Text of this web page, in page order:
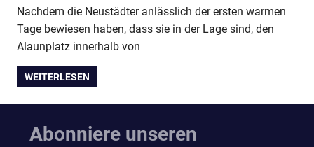
Nachdem die Neustädter anlässlich der ersten warmen
Tage bewiesen haben, dass sie in der Lage sind, den
Alaunplatz innerhalb von
WEITERLESEN
Abonniere unseren